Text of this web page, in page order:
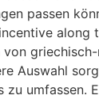
passen
along
Auswahl
umfassen.